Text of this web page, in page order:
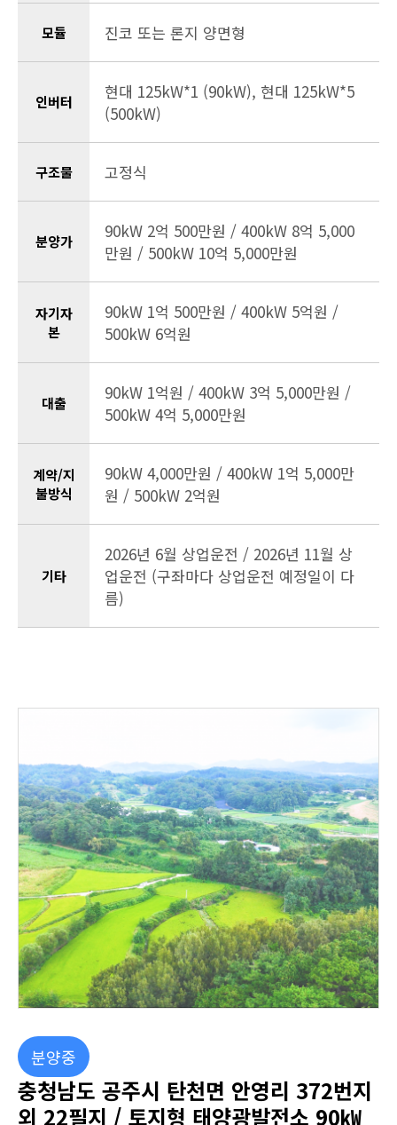
모듈 진코 또는 론지 양면형
인버터
현대 125kW*1 (90kW), 현대 125kW*5
(500kW)
구조물 고정식
분양가
90kW 2억 500만원 / 400kW 8억 5,000
만원 / 500kW 10억 5,000만원
자기자
본
90kW 1억 500만원 / 400kW 5억원 /
500kW 6억원
대출
90kW 1억원 / 400kW 3억 5,000만원 /
500kW 4억 5,000만원
계약/지
불방식
90kW 4,000만원 / 400kW 1억 5,000만
원 / 500kW 2억원
기타
2026년 6월 상업운전 / 2026년 11월 상
업운전 (구좌마다 상업운전 예정일이 다
름)
분양중
충청남도 공주시 탄천면 안영리 372번지
외 22필지 / 토지형 태양광발전소 90㎾